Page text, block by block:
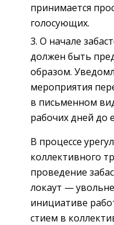
принимается
голосующих.
О начале
должен быть
образом.
мероприятия
в письменном
рабочих дней до
В процессе
коллективного
проведение
локаут —
инициативе
стием в